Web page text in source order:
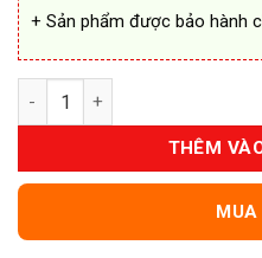
+ Sản phẩm được bảo hành
Ghế Massage 3D KINGTECH
THÊM
MUA